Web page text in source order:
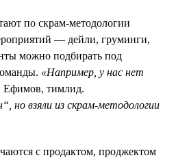
по скрам-методологии
— дейли, груминги,
можно подбирать под
«Например, у нас нет
Ефимов, тимлид.
но взяли из скрам-методологии
с продактом, проджектом